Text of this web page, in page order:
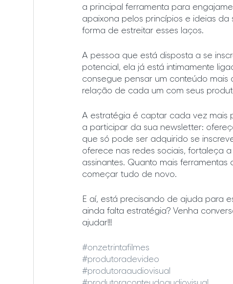
a principal ferramenta para
apaixona pelos princípios e ideias
forma de estreitar esses laços.
A pessoa que está disposta a se
potencial, ela já está intimamente
consegue pensar um conteúdo
relação de cada um com seus
A estratégia é captar cada vez mais
a participar da sua newsletter:
que só pode ser adquirido se
oferece nas redes sociais, fortaleça
assinantes. Quanto mais
começar tudo de novo.
E aí, está precisando de ajuda para
ainda falta estratégia? Venha
ajudar!!!
#onzetrintafilmes
#produtoradevideo
#produtoraaudiovisual
#produtoraconteudoaudiovisual